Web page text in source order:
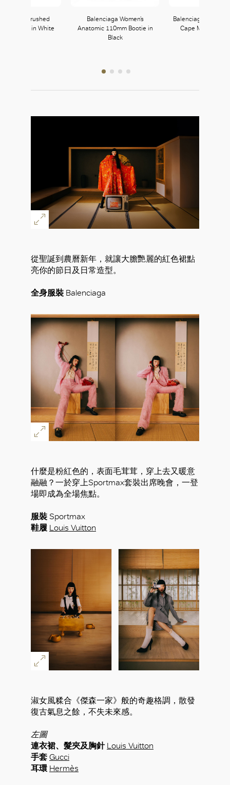
Medium Brushed
Handbag in White
Balenciaga Women’s
Anatomic 110mm Bootie in
Black
Balenciaga
Cape Maxi Dress
從聖誕到農曆新年，就讓大膽艷麗的紅色裙點
亮你的節日及日常造型。
全身服裝 Balenciaga
什麼是粉紅色的，表面毛茸茸，穿上去又暖意
融融？一於穿上Sportmax套裝出席晚會，一登
場即成為全場焦點。
服裝 Sportmax
鞋履 Louis Vuitton
淑女風糅合《傑森一家》般的奇趣格調，散發
復古氣息之餘，不失未來感。
左圖
連衣裙、髮夾及胸針 Louis Vuitton
手套 Gucci
耳環 Hermès